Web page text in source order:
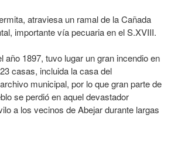
atraviesa un ramal de la Cañada
importante vía pecuaria en el S.XVIII.
año 1897, tuvo lugar un gran incendio en
casas, incluida la casa del
municipal, por lo que gran parte de
se perdió en aquel devastador
a los vecinos de Abejar durante largas